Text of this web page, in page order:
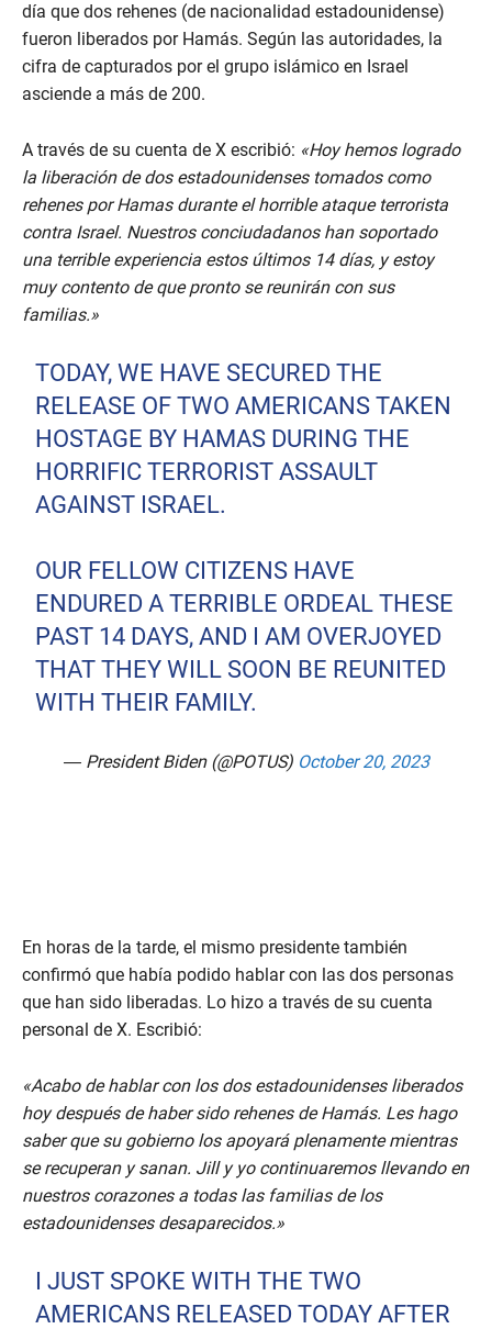
día que dos rehenes (de nacionalidad estadounidense)
fueron liberados por Hamás. Según las autoridades, la
cifra de capturados por el grupo islámico en Israel
asciende a más de 200.
A través de su cuenta de X escribió: «Hoy hemos logrado
la liberación de dos estadounidenses tomados como
rehenes por Hamas durante el horrible ataque terrorista
contra Israel. Nuestros conciudadanos han soportado
una terrible experiencia estos últimos 14 días, y estoy
muy contento de que pronto se reunirán con sus
familias.»
TODAY, WE HAVE SECURED THE
RELEASE OF TWO AMERICANS TAKEN
HOSTAGE BY HAMAS DURING THE
HORRIFIC TERRORIST ASSAULT
AGAINST ISRAEL.
OUR FELLOW CITIZENS HAVE
ENDURED A TERRIBLE ORDEAL THESE
PAST 14 DAYS, AND I AM OVERJOYED
THAT THEY WILL SOON BE REUNITED
WITH THEIR FAMILY.
— President Biden (@POTUS) October 20, 2023
En horas de la tarde, el mismo presidente también
confirmó que había podido hablar con las dos personas
que han sido liberadas. Lo hizo a través de su cuenta
personal de X. Escribió:
«Acabo de hablar con los dos estadounidenses liberados
hoy después de haber sido rehenes de Hamás. Les hago
saber que su gobierno los apoyará plenamente mientras
se recuperan y sanan. Jill y yo continuaremos llevando en
nuestros corazones a todas las familias de los
estadounidenses desaparecidos.»
I JUST SPOKE WITH THE TWO
AMERICANS RELEASED TODAY AFTER